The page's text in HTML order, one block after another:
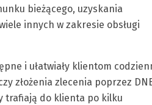
bieżącego, uzyskania
innych w zakresie obsługi
i ułatwiały klientom
złożenia zlecenia poprzez
trafiają do klienta po kilku